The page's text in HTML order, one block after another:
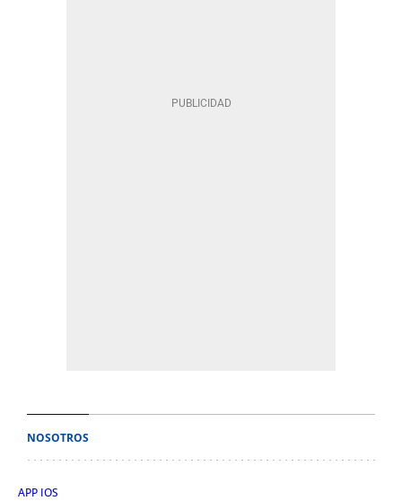
NOSOTROS
APP IOS